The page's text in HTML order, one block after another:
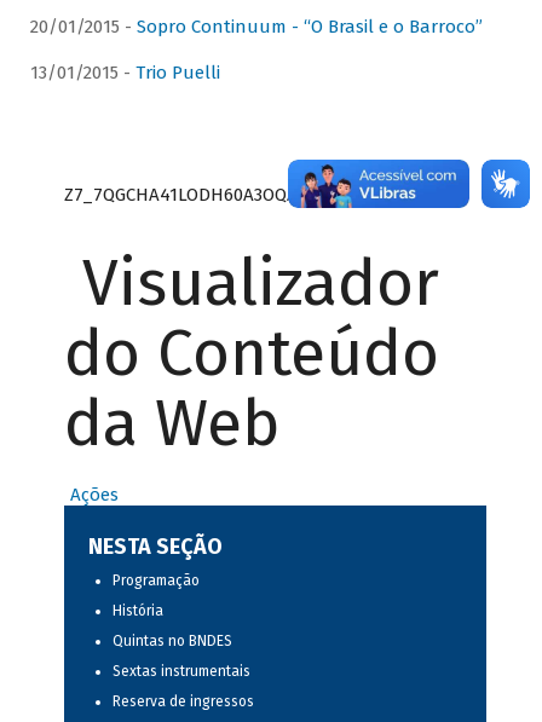
20/01/2015 - Sopro Continuum - “O Brasil e o Barroco”
13/01/2015 - Trio Puelli
Z7_7QGCHA41LODH60A3OQA8RN1415
Visualizador
do Conteúdo
da Web
Ações
NESTA SEÇÃO
Programação
História
Quintas no BNDES
Sextas instrumentais
Reserva de ingressos